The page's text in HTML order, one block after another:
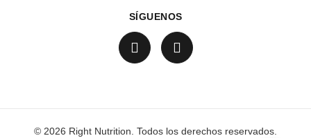
SÍGUENOS
© 2026 Right Nutrition. Todos los derechos reservados.